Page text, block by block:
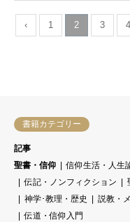
‹ 1 2 3 4
書籍カテゴリー
記事
聖書・信仰
信仰生活・人生
伝記・ノンフィクション
神学･教理・歴史
説教・
伝道・信仰入門